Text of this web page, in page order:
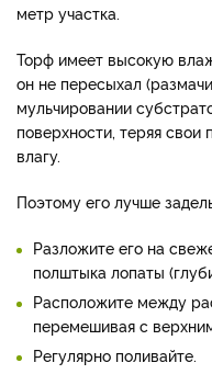
метр участка.
Торф имеет высокую
он не пересыхал
мульчировании
поверхности, теряя
влагу.
Поэтому его лучше
Разложите его на
полштыка лопаты
Расположите между
перемешивая с
Регулярно поливайте.